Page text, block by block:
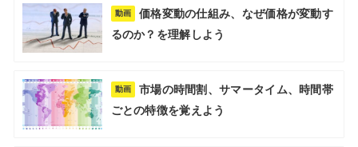
動画
価格変動の仕組み、なぜ価格が変動す
るのか？を理解しよう
動画
市場の時間割、サマータイム、時間帯
ごとの特徴を覚えよう